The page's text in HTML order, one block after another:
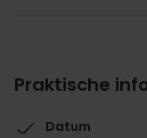
Praktische
Datum